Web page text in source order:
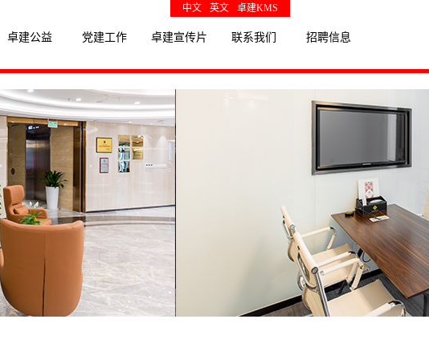
中文 英文 卓建KMS
卓建公益 党建工作 卓建宣传片 联系我们 招聘信息